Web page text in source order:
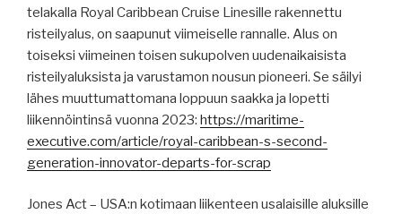
telakalla Royal Caribbean Cruise Linesille rakennettu
risteilyalus, on saapunut viimeiselle rannalle. Alus on
toiseksi viimeinen toisen sukupolven uudenaikaisista
risteilyaluksista ja varustamon nousun pioneeri. Se säilyi
lähes muuttumattomana loppuun saakka ja lopetti
liikennöintinsä vuonna 2023: https://maritime-
executive.com/article/royal-caribbean-s-second-
generation-innovator-departs-for-scrap
Jones Act – USA:n kotimaan liikenteen usalaisille aluksille